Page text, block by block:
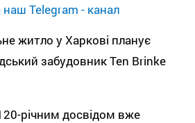
наш Telegram - канал
житло у Харкові планує
забудовник Ten Brinke
річним досвідом вже